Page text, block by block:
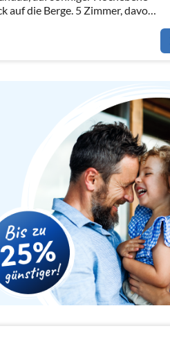
auf die Berge. 5 Zimmer, davon
WLAN-Zugang kostenlos